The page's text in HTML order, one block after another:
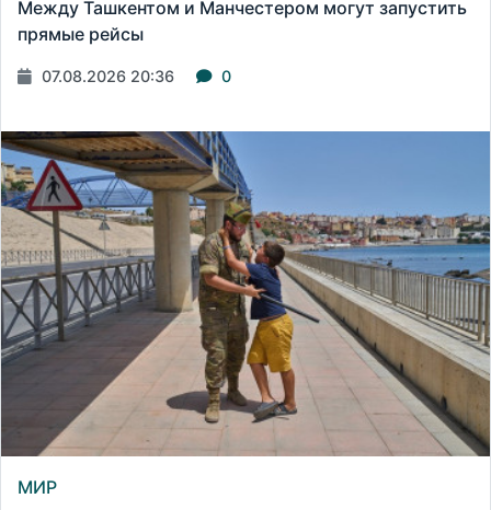
Между Ташкентом и Манчестером могут запустить
прямые рейсы
07.08.2026 20:36 0
МИР